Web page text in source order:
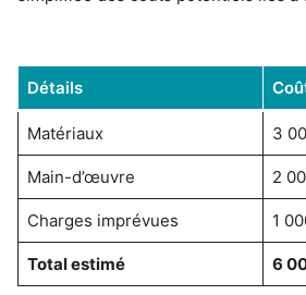
Détails
Matériaux 3
Main-d’œuvre 2
Charges imprévues 1
Total estimé 6